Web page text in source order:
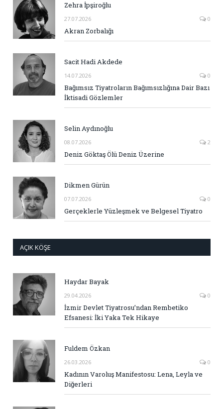
Zehra İpşiroğlu
27.07.2026 0
Akran Zorbalığı
Sacit Hadi Akdede
14.07.2026 0
Bağımsız Tiyatroların Bağımsızlığına Dair Bazı
İktisadi Gözlemler
Selin Aydınoğlu
08.07.2026 2
Deniz Göktaş Ölü Deniz Üzerine
Dikmen Gürün
07.07.2026 0
Gerçeklerle Yüzleşmek ve Belgesel Tiyatro
AÇIK KÖŞE
Haydar Bayak
29.04.2026 0
İzmir Devlet Tiyatrosu’ndan Rembetiko
Efsanesi: İki Yaka Tek Hikaye
Fuldem Özkan
26.03.2026 0
Kadının Varoluş Manifestosu: Lena, Leyla ve
Diğerleri